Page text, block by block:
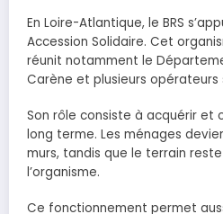
En Loire-Atlantique, le BRS
Accession Solidaire. Cet
réunit notamment le
Carène et plusieurs opérateurs
Son rôle consiste à acquérir et
long terme. Les ménages
murs, tandis que le terrain
l’organisme.
Ce fonctionnement permet